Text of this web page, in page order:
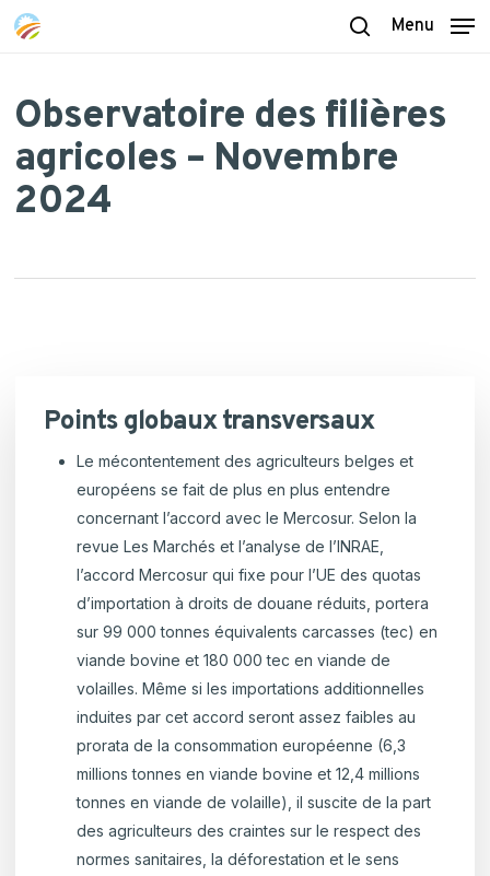
Skip
content
Menu
Observatoire des filières
agricoles – Novembre
2024
Points globaux transversaux
Le mécontentement des agriculteurs belges et
européens se fait de plus en plus entendre
concernant l’accord avec le Mercosur. Selon la
revue Les Marchés et l’analyse de l’INRAE,
l’accord Mercosur qui fixe pour l’UE des quotas
d’importation à droits de douane réduits, portera
sur 99 000 tonnes équivalents carcasses (tec) en
viande bovine et 180 000 tec en viande de
volailles. Même si les importations additionnelles
induites par cet accord seront assez faibles au
prorata de la consommation européenne (6,3
millions tonnes en viande bovine et 12,4 millions
tonnes en viande de volaille), il suscite de la part
des agriculteurs des craintes sur le respect des
normes sanitaires, la déforestation et le sens